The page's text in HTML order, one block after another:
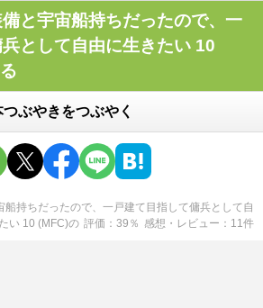
と宇宙船持ちだったので、一
として自由に生きたい 10
つぶやきをつぶやく
船持ちだったので、一戸建て目指して傭兵として自
い 10 (MFC)の 評価 39 ％ 感想・レビュー 11件